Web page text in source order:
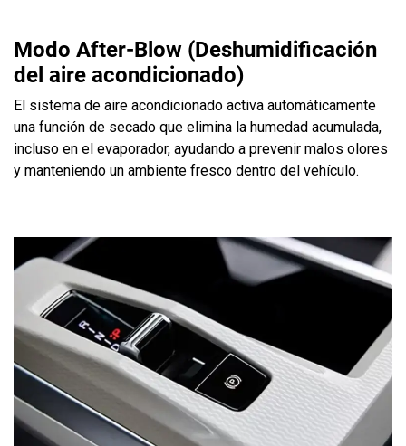
Modo After-Blow (Deshumidificación
del aire acondicionado)
El sistema de aire acondicionado activa automáticamente
una función de secado que elimina la humedad acumulada,
incluso en el evaporador, ayudando a prevenir malos olores
y manteniendo un ambiente fresco dentro del vehículo.